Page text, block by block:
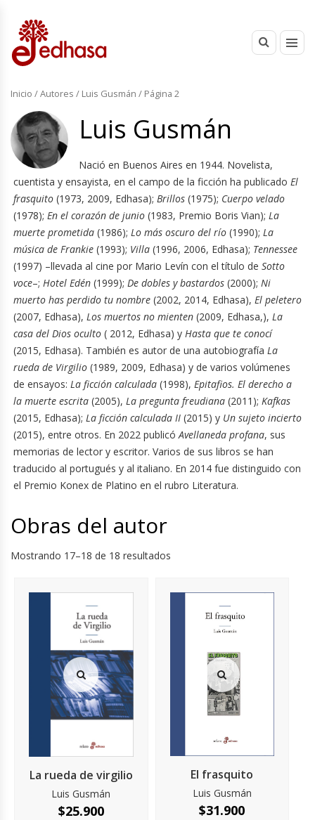
Inicio / Autores / Luis Gusmán / Página 2
Luis Gusmán
Nació en Buenos Aires en 1944. Novelista,
cuentista y ensayista, en el campo de la ficción ha publicado El
frasquito (1973, 2009, Edhasa); Brillos (1975); Cuerpo velado
(1978); En el corazón de junio (1983, Premio Boris Vian); La
muerte prometida (1986); Lo más oscuro del río (1990); La
música de Frankie (1993); Villa (1996, 2006, Edhasa); Tennessee
(1997) –llevada al cine por Mario Levín con el título de Sotto
voce–; Hotel Edén (1999); De dobles y bastardos (2000); Ni
muerto has perdido tu nombre (2002, 2014, Edhasa), El peletero
(2007, Edhasa), Los muertos no mienten (2009, Edhasa,), La
casa del Dios oculto ( 2012, Edhasa) y Hasta que te conocí
(2015, Edhasa). También es autor de una autobiografía La
rueda de Virgilio (1989, 2009, Edhasa) y de varios volúmenes
de ensayos: La ficción calculada (1998), Epitafios. El derecho a
la muerte escrita (2005), La pregunta freudiana (2011); Kafkas
(2015, Edhasa); La ficción calculada II (2015) y Un sujeto incierto
(2015), entre otros. En 2022 publicó Avellaneda profana, sus
memorias de lector y escritor. Varios de sus libros se han
traducido al portugués y al italiano. En 2014 fue distinguido con
el Premio Konex de Platino en el rubro Literatura.
Obras del autor
Mostrando 17–18 de 18 resultados
La rueda de virgilio
Luis Gusmán
$25.900
El frasquito
Luis Gusmán
$31.900